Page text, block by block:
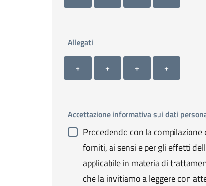
Allegati
Allegato 1
+
Allegato 2
+
Allegato 3
+
Allegato 4
+
Accettazione informativa sui dati
Procedendo con la
forniti, ai sensi e per gli effetti
applicabile in materia di
che la invitiamo a leggere con